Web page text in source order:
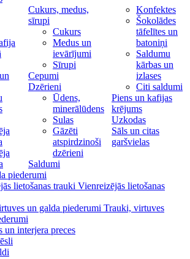
Cukurs, medus,
sīrupi
Cukurs
Medus un
ievārījumi
Sīrupi
Cepumi
Dzērieni
Ūdens,
minerālūdens
Sulas
Gāzēti
atspirdzinoši
dzērieni
Saldumi
Konfektes
Šokolādes
tāfelītes un
batoniņi
Saldumu
kārbas un
izlases
Citi saldumi
Piens un kafijas
krējums
Uzkodas
Sāls un citas
garšvielas
piederumi
Vienreizējās lietošanas
Trauki, virtuves
un interjera preces